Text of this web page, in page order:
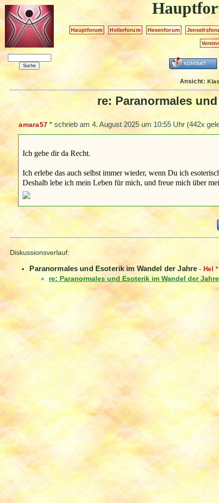
Hauptforum Heilerforum Hexenforum
Ansicht:
re: Paranormales
amara57 *schrieb am4. August 2025 um 10:55 Uhr (442x
Ich gebe dir da Recht.
Ich erlebe das auch selbst immer wieder, wenn Du ich
Deshalb lebe ich mein Leben für mich, und freue mich über
Diskussionsverlauf:
Paranormales und Esoterik im Wandel der Jahre -Hel
re: Paranormales und Esoterik im Wandel der Jahre